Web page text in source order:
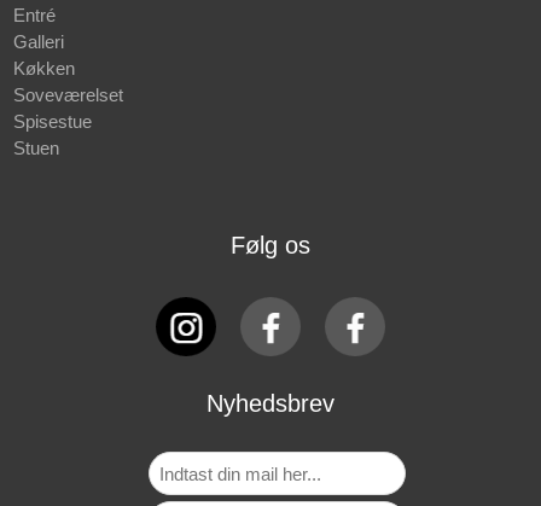
Entré
Galleri
Køkken
Soveværelset
Spisestue
Stuen
Følg os
Nyhedsbrev